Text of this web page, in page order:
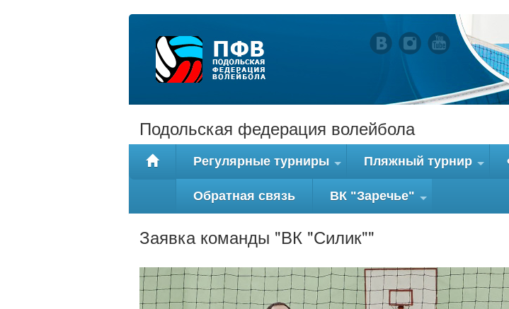
Подольская федерация волейбола
+
Регулярные турниры Пляжный турнир
Обратная связь
+
ВК "Заречье"
Заявка команды "ВК "Силик""